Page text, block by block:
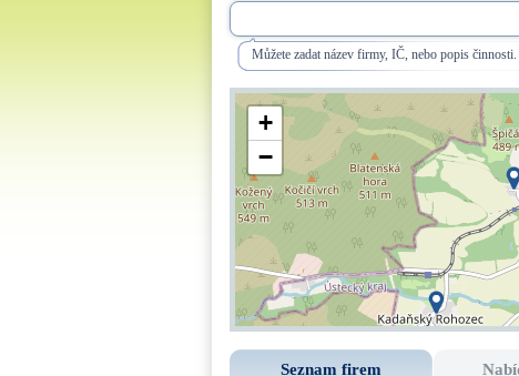
Můžete zadat název firmy, IČ, nebo popis
+
−
Seznam firem